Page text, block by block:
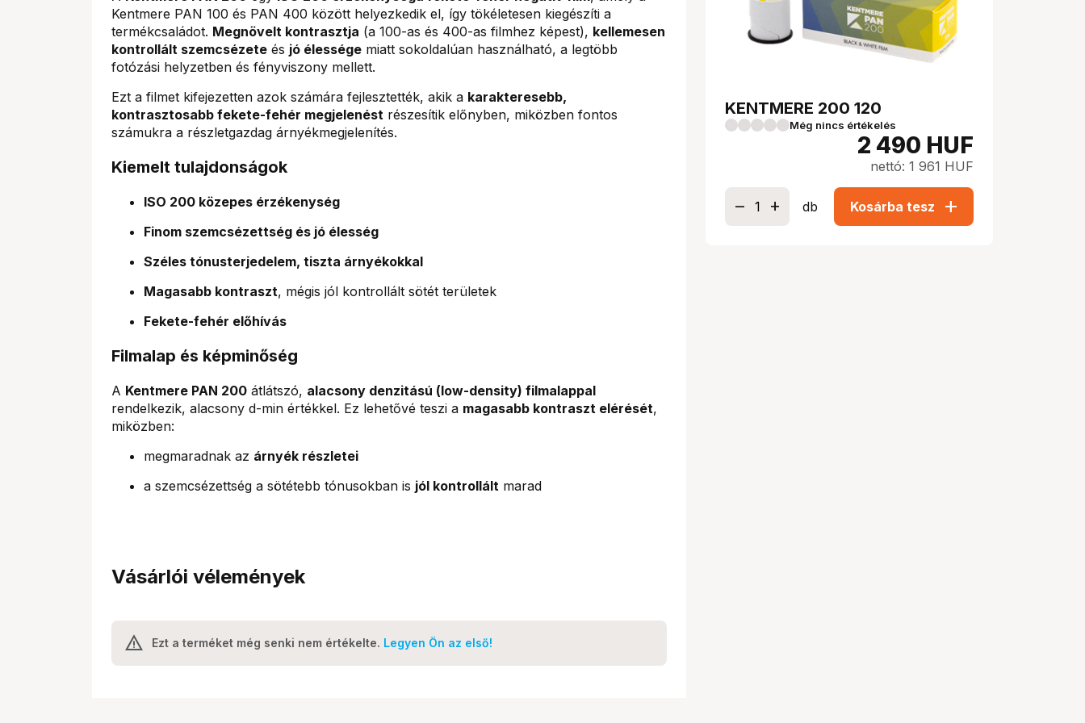
Kentmere PAN 100 és PAN 400 között helyezkedik el, így tökéletesen kiegészíti a
termékcsaládot. Megnövelt kontrasztja (a 100-as és 400-as filmhez képest), kellemesen
kontrollált szemcsézete és jó élessége miatt sokoldalúan használható, a legtöbb
fotózási helyzetben és fényviszony mellett.
Ezt a filmet kifejezetten azok számára fejlesztették, akik a karakteresebb,
kontrasztosabb fekete-fehér megjelenést részesítik előnyben, miközben fontos
számukra a részletgazdag árnyékmegjelenítés.
Kiemelt tulajdonságok
ISO 200 közepes érzékenység
Finom szemcsézettség és jó élesség
Széles tónusterjedelem, tiszta árnyékokkal
Magasabb kontraszt, mégis jól kontrollált sötét területek
Fekete-fehér előhívás
Filmalap és képminőség
A Kentmere PAN 200 átlátszó, alacsony denzitású (low-density) filmalappal
rendelkezik, alacsony d-min értékkel. Ez lehetővé teszi a magasabb kontraszt elérését,
miközben:
megmaradnak az árnyék részletei
a szemcsézettség a sötétebb tónusokban is jól kontrollált marad
Vásárlói vélemények
Ezt a terméket még senki nem értékelte. Legyen Ön az első!
KENTMERE 200 120
Még nincs értékelés
2 490 HUF
nettó: 1 961 HUF
db Kosárba tesz add